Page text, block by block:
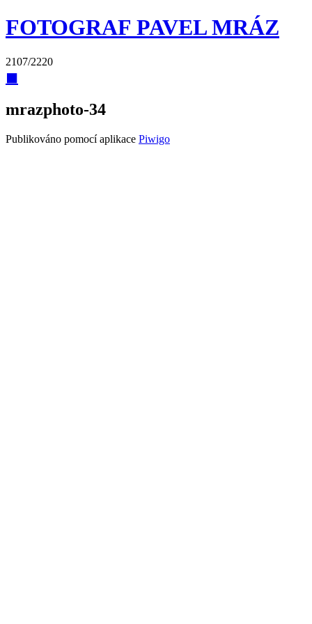
FOTOGRAF PAVEL MRÁZ
2107/2220
◼
mrazphoto-34
Publikováno pomocí aplikace Piwigo